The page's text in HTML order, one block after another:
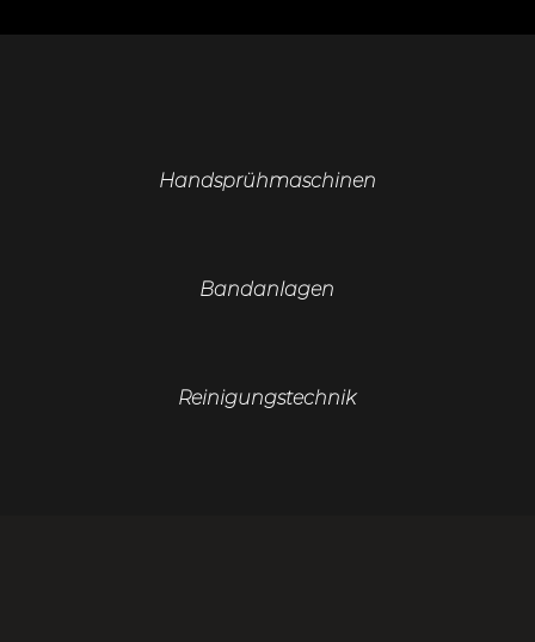
Handsprühmaschinen
Bandanlagen
Reinigungstechnik